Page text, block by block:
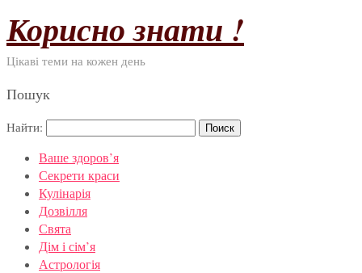
Корисно знати !
Цікаві теми на кожен день
Пошук
Найти:
Ваше здоров’я
Секрети краси
Кулінарія
Дозвілля
Свята
Дім і сім’я
Астрологія